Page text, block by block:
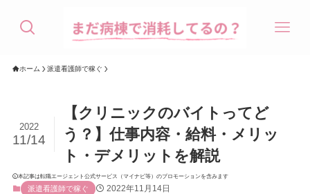
ホーム 派遣看護師で稼ぐ
【クリニックのバイトってど
う？】仕事内容・給料・メリッ
ト・デメリットを解説
2022
11/14
本記事は転職エージェント公式サービス（マイナビ等）のプロモーションを含みます
派遣看護師で稼ぐ 2022年11月14日